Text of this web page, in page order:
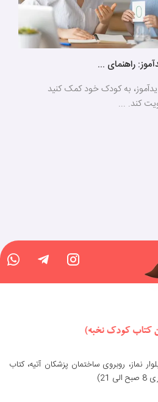
راهنمای ...
به کودک خود کمک کنید
کند. ...
نماز، روبروی ساختمان پزشکان آتیه، کتاب